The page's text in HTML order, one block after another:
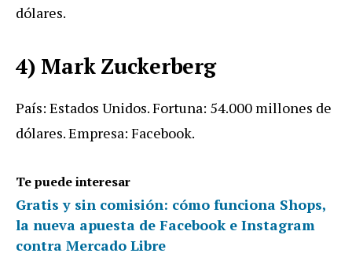
dólares.
4) Mark Zuckerberg
País: Estados Unidos. Fortuna: 54.000 millones de
dólares. Empresa: Facebook.
Te puede interesar
Gratis y sin comisión: cómo funciona Shops,
la nueva apuesta de Facebook e Instagram
contra Mercado Libre